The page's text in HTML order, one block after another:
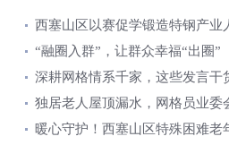
西塞山区以赛促学锻造特钢产业
“融圈入群”，让群众幸福“出圈”
深耕网格情系千家，这些发言干
独居老人屋顶漏水，网格员业委
暖心守护！西塞山区特殊困难老